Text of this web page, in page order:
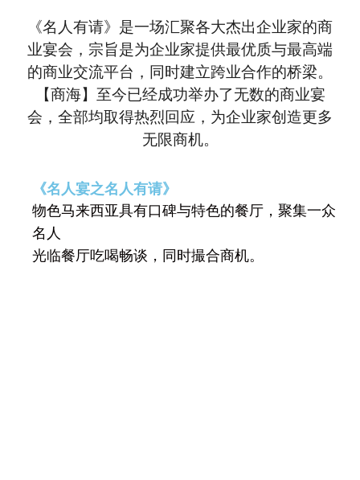
《名人有请》是一场汇聚各大杰出企业家的商
业宴会，宗旨是为企业家提供最优质与最高端
的商业交流平台，同时建立跨业合作的桥梁。
【商海】至今已经成功举办了无数的商业宴
会，全部均取得热烈回应，为企业家创造更多
无限商机。
《名人宴之名人有请》
物色马来西亚具有口碑与特色的餐厅，聚集一众
名人
光临餐厅吃喝畅谈，同时撮合商机。